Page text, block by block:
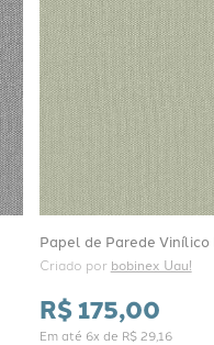
Papel de Parede Vinílico
Criado por bobinex Uau!
R$175,00
Em até 6x de R$ 29,16